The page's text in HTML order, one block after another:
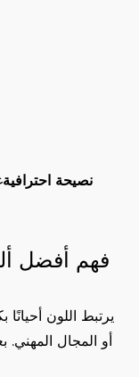
نصيحة احترافية
فهم أفضل
يرتبط اللون
أو المجال المهني.